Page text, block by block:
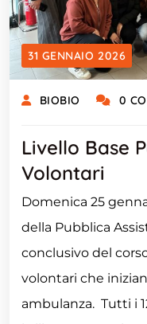
31 GENNAIO 2026
BIOBIO 0
Livello Base
Volontari
Domenica 25
della Pubblica
conclusivo del
volontari che
ambulanza. Tutti i